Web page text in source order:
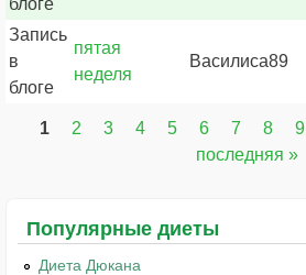
блоге
Запись
в
блоге
пятая
неделя
Василиса89
1 2 3 4 5 6 7 8 9
последняя »
Популярные диеты
Диета Дюкана